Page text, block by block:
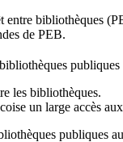
entre bibliothèques
de PEB.
les bibliothèques.
un large accès
èques publiques